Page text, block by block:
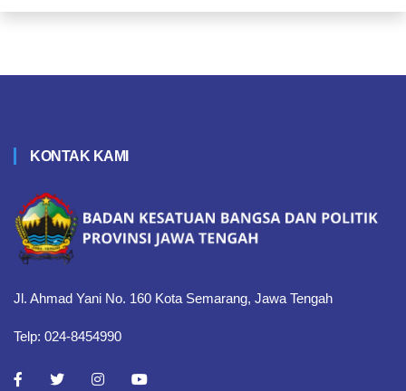
KONTAK KAMI
Jl. Ahmad Yani No. 160 Kota Semarang, Jawa Tengah
Telp: 024-8454990